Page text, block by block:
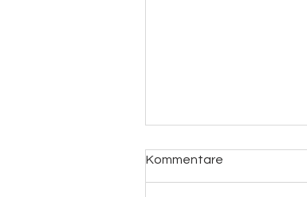
Kommentare